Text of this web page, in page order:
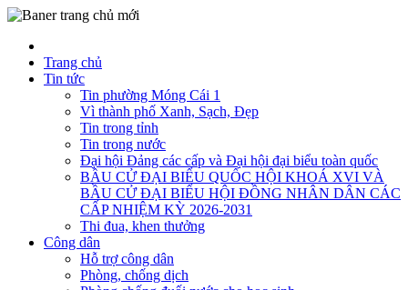
Trang chủ
Tin tức
Tin phường Móng Cái 1
Vì thành phố Xanh, Sạch, Đẹp
Tin trong tỉnh
Tin trong nước
Đại hội Đảng các cấp và Đại hội đại biểu toàn quốc
BẦU CỬ ĐẠI BIỂU QUỐC HỘI KHOÁ XVI VÀ
BẦU CỬ ĐẠI BIỂU HỘI ĐỒNG NHÂN DÂN CÁC
CẤP NHIỆM KỲ 2026-2031
Thi đua, khen thưởng
Công dân
Hỗ trợ công dân
Phòng, chống dịch